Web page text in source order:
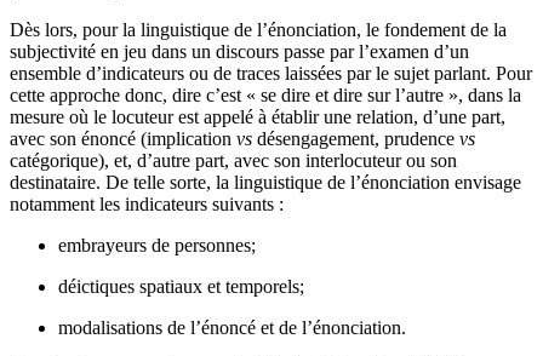
Dès lors, pour la linguistique de l’énonciation, le fondement de la
subjectivité en jeu dans un discours passe par l’examen d’un
ensemble d’indicateurs ou de traces laissées par le sujet parlant. Pour
cette approche donc, dire c’est « se dire et dire sur l’autre », dans la
mesure où le locuteur est appelé à établir une relation, d’une part,
avec son énoncé (implication vs désengagement, prudence vs
catégorique), et, d’autre part, avec son interlocuteur ou son
destinataire. De telle sorte, la linguistique de l’énonciation envisage
notamment les indicateurs suivants :
embrayeurs de personnes;
déictiques spatiaux et temporels;
modalisations de l’énoncé et de l’énonciation.